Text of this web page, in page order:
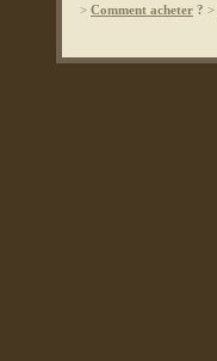
> Comment acheter ? >